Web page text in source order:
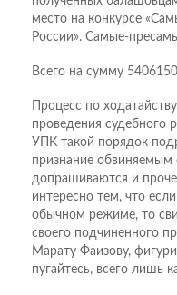
место на конкурсе
России». Самые-
Всего на сумму
Процесс по
проведения судебного
УПК такой порядок
признание обвиняемым
допрашиваются и
интересно тем, что
обычном режиме, то
своего подчиненного
Марату Фаизову,
пугайтесь, всего лишь